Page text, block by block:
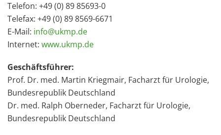
Telefon: +49 (0) 89 85693-0
Telefax: +49 (0) 89 8569-6671
E-Mail: info@ukmp.de
Internet: www.ukmp.de
Geschäftsführer:
Prof. Dr. med. Martin Kriegmair, Facharzt für Urologie,
Bundesrepublik Deutschland
Dr. med. Ralph Oberneder, Facharzt für Urologie,
Bundesrepublik Deutschland